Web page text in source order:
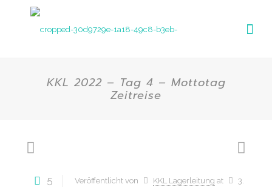
KKL 2022 – Tag 4 – Mottotag
Zeitreise
5 Veröffentlicht von KKL Lagerleitung at
3.